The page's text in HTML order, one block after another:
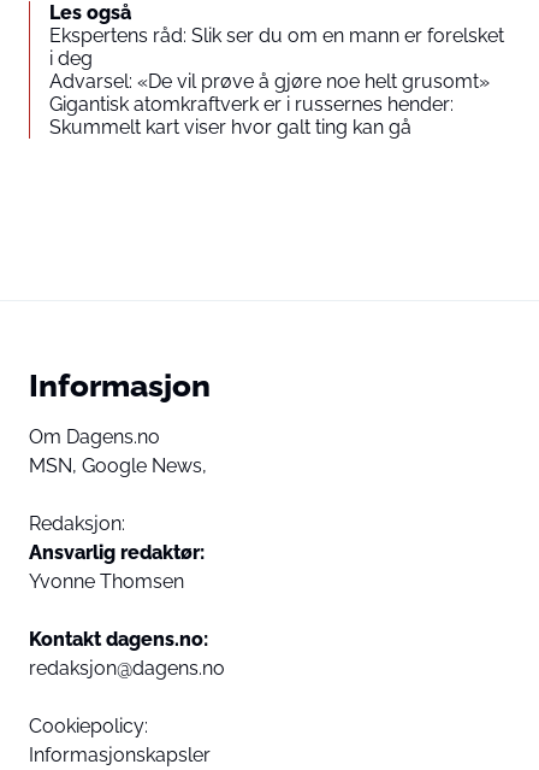
Les også
Ekspertens råd: Slik ser du om en mann er forelsket
i deg
Advarsel: «De vil prøve å gjøre noe helt grusomt»
Gigantisk atomkraftverk er i russernes hender:
Skummelt kart viser hvor galt ting kan gå
Informasjon
Om Dagens.no
MSN, Google News,
Redaksjon:
Ansvarlig redaktør:
Yvonne Thomsen
Kontakt dagens.no:
redaksjon@dagens.no
Cookiepolicy:
Informasjonskapsler